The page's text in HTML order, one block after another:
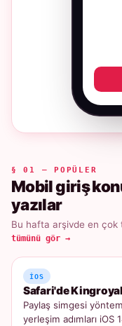
§ 01 — POPÜLER
Mobil giriş
yazılar
Bu hafta arşivde en çok
tümünü gör →
IOS
Safari'de
Paylaş simgesi
yerleşim adımları